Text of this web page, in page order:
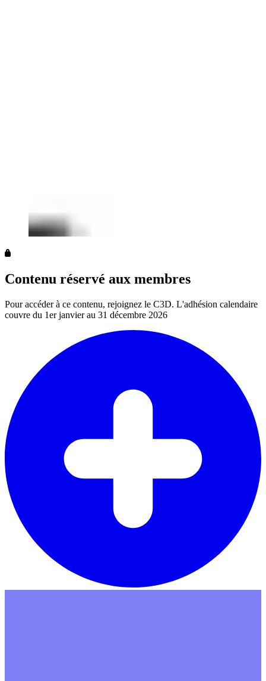
Contenu réservé aux membres
Pour accéder à ce contenu, rejoignez le C3D. L'adhésion calendaire
couvre du 1er janvier au 31 décembre 2026